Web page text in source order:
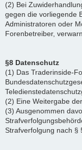
(2) Bei
gegen die vorliegende
Administratoren oder
Forenbetreiber,
§8 Datenschutz
(1) Das Traderinside-
(2) Eine Weitergabe
(3) Ausgenommen
Strafverfolgung nach §